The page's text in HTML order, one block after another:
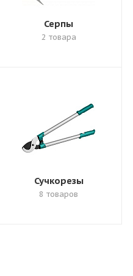
Серпы
2 товара
Сучкорезы
8 товаров